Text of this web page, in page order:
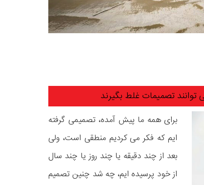
تصمیمات غلط بگیرند
برای همه ما پیش آمده، تصمیمی گرفته
ایم که فکر می کردیم منطقی است، ولی
بعد از چند دقیقه یا چند روز یا چند سال
از خود پرسیده ایم، چه شد چنین تصمیم